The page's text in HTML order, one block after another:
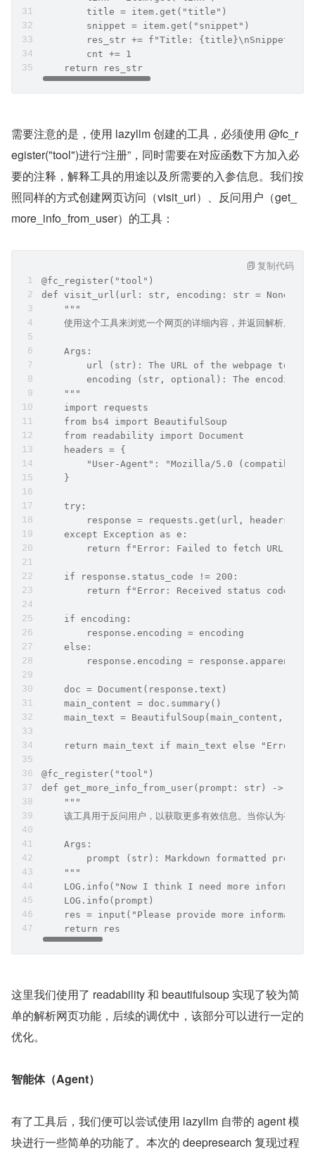
        title = item.get("title")
        snippet = item.get("snippet")
res_str += f"Title: {title}\nSnippet:
        cnt += 1
    return res_str
需要注意的是，使用 lazyllm 创建的工具，必须使用 @fc_r
egister("tool")进行“注册”，同时需要在对应函数下方加入必
要的注释，解释工具的用途以及所需要的入参信息。我们按
照同样的方式创建网页访问（visit_url）、反问用户（get_
more_info_from_user）的工具：
@fc_register("tool")
def visit_url(url: str, encoding: str = None) -
    """
使用这个工具来浏览一个网页的详细内容，并返回解析后的文
    Args:
url (str): The URL of the webpage to
encoding (str, optional): The encoding
    """
    import requests
    from bs4 import BeautifulSoup
    from readability import Document
    headers = {
"User-Agent": "Mozilla/5.0 (compatible;
    }
    try:
response = requests.get(url,
    except Exception as e:
return f"Error: Failed to fetch URL.
    if response.status_code != 200:
return f"Error: Received status code
    if encoding:
        response.encoding = encoding
    else:
response.encoding =
    doc = Document(response.text)
    main_content = doc.summary()
main_text = BeautifulSoup(main_content,
return main_text if main_text else "Error:
@fc_register("tool")
def get_more_info_from_user(prompt: str) -> str:
    """
该工具用于反问用户，以获取更多有效信息。当你认为有必要
    Args:
prompt (str): Markdown formatted prompt
    """
LOG.info("Now I think I need more
    LOG.info(prompt)
res = input("Please provide more
    return res
复制代码
这里我们使用了 readability 和 beautifulsoup 实现了较为简
单的解析网页功能，后续的调优中，该部分可以进行一定的
优化。
智能体（Agent）
有了工具后，我们便可以尝试使用 lazyllm 自带的 agent 模
块进行一些简单的功能了。本次的 deepresearch 复现过程